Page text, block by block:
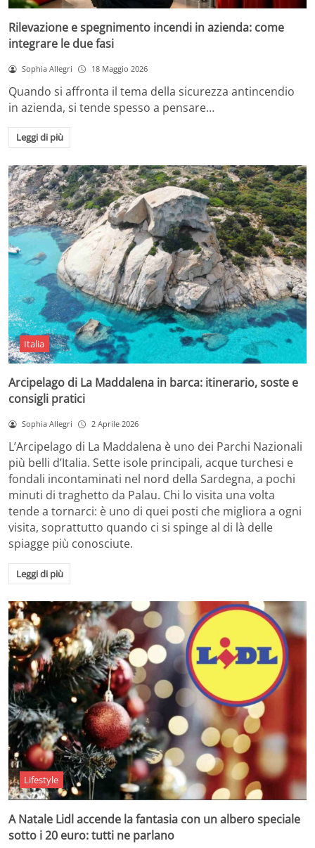
Rilevazione e spegnimento incendi in azienda: come
integrare le due fasi
Sophia Allegri 18 Maggio 2026
Quando si affronta il tema della sicurezza antincendio
in azienda, si tende spesso a pensare…
Leggi di più
Italia
Arcipelago di La Maddalena in barca: itinerario, soste e
consigli pratici
Sophia Allegri 2 Aprile 2026
L’Arcipelago di La Maddalena è uno dei Parchi Nazionali
più belli d’Italia. Sette isole principali, acque turchesi e
fondali incontaminati nel nord della Sardegna, a pochi
minuti di traghetto da Palau. Chi lo visita una volta
tende a tornarci: è uno di quei posti che migliora a ogni
visita, soprattutto quando ci si spinge al di là delle
spiagge più conosciute.
Leggi di più
Lifestyle
A Natale Lidl accende la fantasia con un albero speciale
sotto i 20 euro: tutti ne parlano